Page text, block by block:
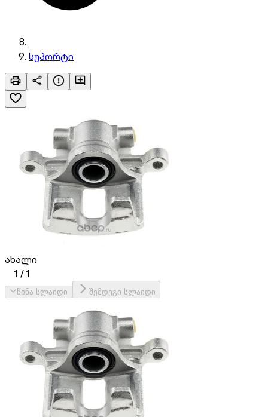
სუპორტი
ახალი
1 /1
წინა სლაიდი შემდეგი სლაიდი